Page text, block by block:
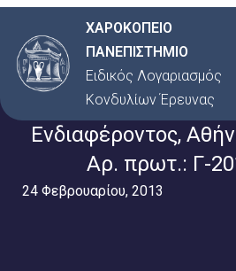
Μετάβαση
περιεχόμενο
ΧΑΡΟΚΟΠΕΙΟ
ΠΑΝΕΠΙΣΤΗΜΙΟ
Ειδικός Λογαριασμός
Κονδυλίων Έρευνας
Πρόσκληση
Ενδιαφέροντος,
Αρ. πρωτ.: Γ-
24 Φεβρουαρίου, 2013